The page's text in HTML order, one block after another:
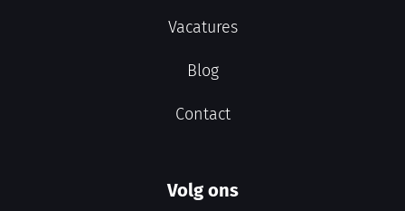
Vacatures
Blog
Contact
Volg ons